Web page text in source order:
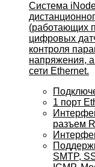
Система
(работающих
цифровых
контроля
напряжения,
сети Ethernet.
1 порт
разъем
SMTP,